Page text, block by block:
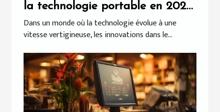
la technologie portable en 2024
: Comment elles façonnent notre
quotidien
Dans un monde où la technologie évolue à une
vitesse vertigineuse, les innovations dans le...